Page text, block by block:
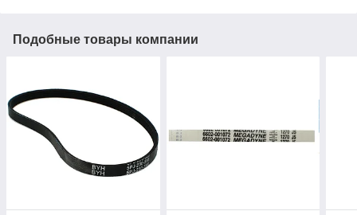
Подобные товары компании